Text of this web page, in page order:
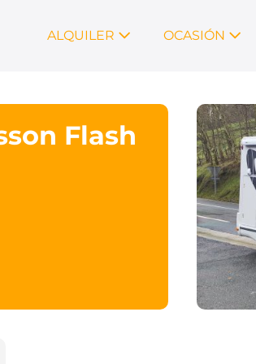
ALQUILER OCASIÓN
Flash